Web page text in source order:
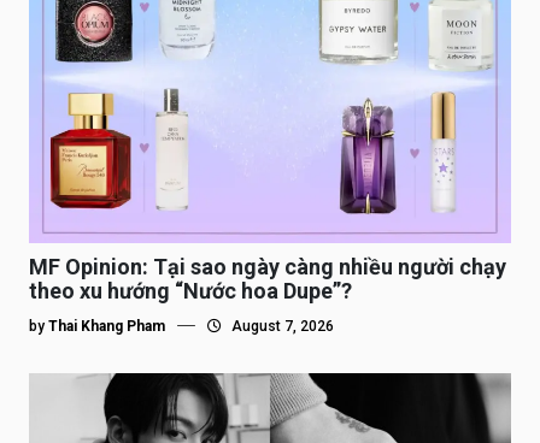
MF Opinion: Tại sao ngày càng nhiều người chạy
theo xu hướng “Nước hoa Dupe”?
by Thai Khang Pham August 7, 2026